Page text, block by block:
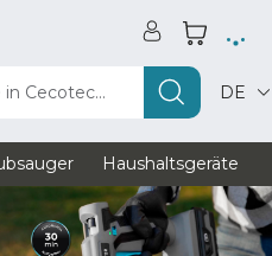
in Cecotec... DE
Haushaltsgeräte